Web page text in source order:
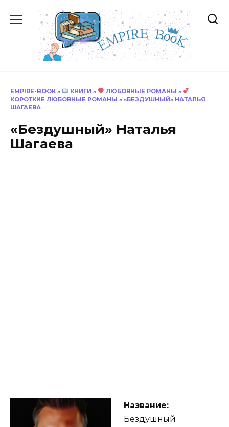
содержанию
EMPIRE-BOOK » КНИГИ » ЛЮБОВНЫЕ РОМАНЫ »
КОРОТКИЕ ЛЮБОВНЫЕ РОМАНЫ » «БЕЗДУШНЫЙ» НАТАЛЬЯ
ШАГАЕВА
«Бездушный» Наталья
Шагаева
Название:
Бездушный